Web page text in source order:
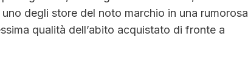
degli store del noto marchio in una rumorosa
qualità dell’abito acquistato di fronte a